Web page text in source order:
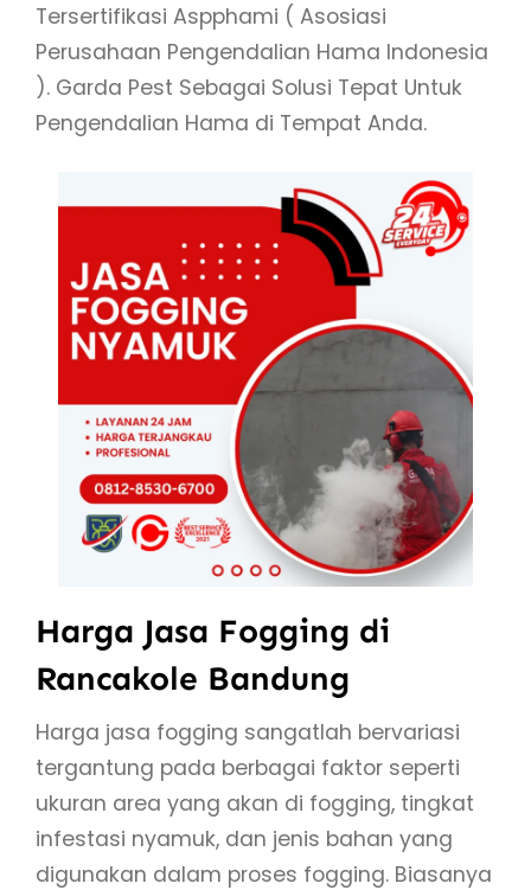
Tersertifikasi Aspphami ( Asosiasi
Perusahaan Pengendalian Hama Indonesia
). Garda Pest Sebagai Solusi Tepat Untuk
Pengendalian Hama di Tempat Anda.
Harga Jasa Fogging di
Rancakole Bandung
Harga jasa fogging sangatlah bervariasi
tergantung pada berbagai faktor seperti
ukuran area yang akan di fogging, tingkat
infestasi nyamuk, dan jenis bahan yang
digunakan dalam proses fogging. Biasanya